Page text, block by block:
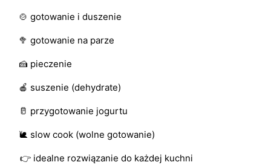
🍲 gotowanie i duszenie
🥦 gotowanie na parze
🍰 pieczenie
🍎 suszenie (dehydrate)
🥛 przygotowanie jogurtu
🐌 slow cook (wolne gotowanie)
👉 idealne rozwiązanie do każdej kuchni